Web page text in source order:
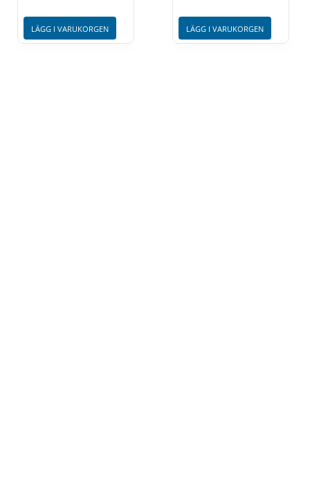
LÄGG I VARUKORGEN LÄGG I VARUKORGEN